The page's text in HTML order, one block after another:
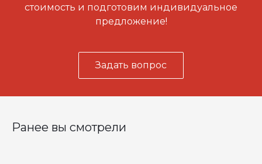
стоимость и подготовим индивидуальное
предложение!
Задать вопрос
Ранее вы смотрели